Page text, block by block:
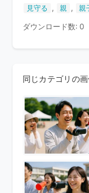
見守る , 親 , 親
ダウンロード数: 0
同じカテゴリの画